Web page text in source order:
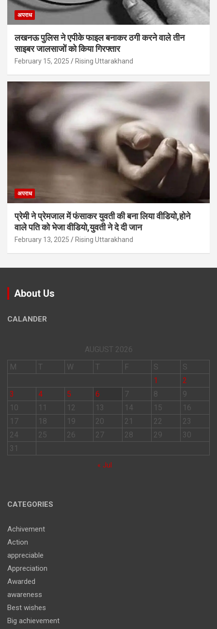
अपराध
लखनऊ पुलिस ने एपीके फाइल बनाकर ठगी करने वाले तीन
साइबर जालसाजों को किया गिरफ्तार
February 15, 2025 Rising Uttarakhand
अपराध
प्रेमी ने प्रेमजाल में फंसाकर युवती की बना लिया वीडियो,होने
वाले पत‍ि को भेजा वीड‍ियो,युवती ने दे दी जान
February 13, 2025 Rising Uttarakhand
About Us
CALANDER
AUGUST 2026
M
T W T F S
S
1
2
3
4 5 6 7 8
9
10
11 12 13 14 15
16
17
18 19 20 21 22
23
24
25 26 27 28 29
30
31
« Jul
CATEGORIES
Achivement
Action
appreciable
Appreciation
Awarded
awareness
Best wishes
Big achievement